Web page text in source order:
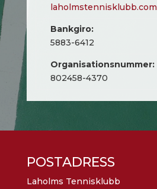
laholmstennisklubb.com
Bankgiro:
5883-6412
Organisationsnummer:
802458-4370
POSTADRESS
Laholms Tennisklubb